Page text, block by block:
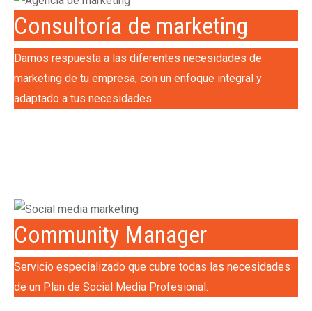
Consultoría de marketing
Damos respuesta a las diferentes necesidades de
marketing de tu empresa, con un enfoque integral y
adaptado a tus necesidades.
Community Manager
Servicio especializado que cubre todas las necesidades
de un Plan de Social Media Profesional.